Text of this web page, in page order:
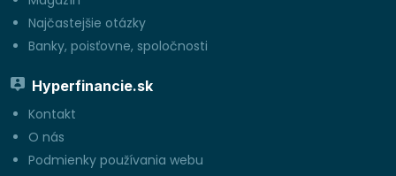
Najčastejšie otázky
Banky, poisťovne, spoločnosti
Hyperfinancie.sk
Kontakt
O nás
Podmienky používania webu